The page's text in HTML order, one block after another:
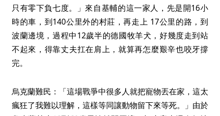
只有零下負七度。」來自基輔的這一家人，先是開16小
時的車，到140公里外的村莊，再走上 17公里的路，到
波蘭邊境，過程中12歲半的德國牧羊犬，好幾度走到站
不起來，得靠丈夫扛在肩上，就算再怎麼艱辛也咬牙撐
完。
烏克蘭難民：「這場戰爭中很多人就把寵物丟在家，這太
瘋狂了我難以理解，這樣等同讓動物留下來等死。」由於